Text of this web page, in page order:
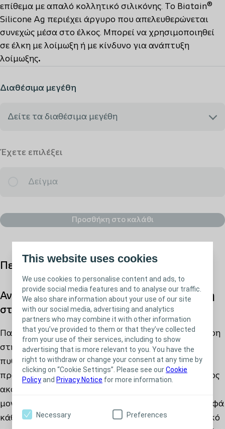
This website uses cookies
We use cookies to personalise content and ads, to
provide social media features and to analyse our traffic.
We also share information about your use of our site
with our social media, advertising and analytics
partners who may combine it with other information
that you’ve provided to them or that they’ve collected
from your use of their services, including to show
advertising that is more relevant to you. You have the
right to withdraw or change your consent at any time by
clicking on “Cookie Settings”. Please see ourCookie
Policyand Privacy Notice for more information.
Necessary Preferences
επίθεμα με απαλό κολλητικό σιλικόνης. Το Biatain®
Silicone Ag περιέχει άργυρο που απελευθερώνεται
συνεχώς μέσα στο έλκος. Μπορεί να χρησιμοποιηθεί
σε έλκη με λοίμωξη ή με κίνδυνο για ανάπτυξη
λοίμωξης.
Διαθέσιμα μεγέθη
Δείτε τα διαθέσιμα μεγέθη
Επιθυμώ να λάβω Δείγμα Δωρεάν
9638 - 12,5x12,5 εκ.
Έχετε επιλέξει
Δείγμα
Προσθήκη στο καλάθι
Περιγραφή προϊόντος
Ανώτερη διαχείριση του εξιδρώματος χάρη
στη μοναδική 3D αφρώδη δομή
Παρουσία εξιδρώματος, το Biatain® Silicone Ag, χάρη
στην 3D αφρώδη δομή του, παίρνει το σχήμα του
πυθμένα του έλκους σε βάθος και έκταση
προσφέροντας ανώτερη διαχείριση του εξιδρώματος
ακόμη και υπό συνθήκες πίεσης (2,3). Χάρη στη
μοναδική 3D αφρώδη δομή του, το επίθεμα απορροφά
κάθετα το εξίδρωμα και το συγκρατεί στο εσωτερικό